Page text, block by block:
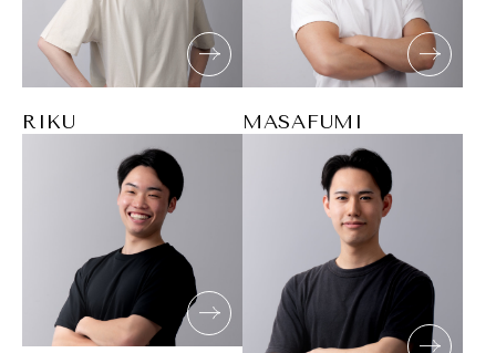
RIKU MASAFUMI